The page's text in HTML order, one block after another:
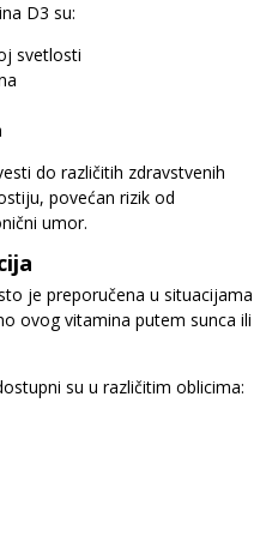
D3 su:
svetlosti
do različitih zdravstvenih
povećan rizik od
umor.
je preporučena u situacijama
ovog vitamina putem sunca ili
su u različitim oblicima: